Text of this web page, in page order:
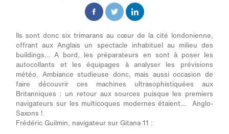
Ils sont donc six trimarans au cœur de la cité londonienne,
offrant aux Anglais un spectacle inhabituel au milieu des
buildings… A bord, les préparateurs en sont à poser les
autocollants et les équipages à analyser les prévisions
météo. Ambiance studieuse donc, mais aussi occasion de
faire découvrir ces machines ultrasophistiquées aux
Britanniques : un retour aux sources puisque les premiers
navigateurs sur les multicoques modernes étaient… Anglo-
Saxons !
Frédéric Guilmin, navigateur sur Gitana 11 :